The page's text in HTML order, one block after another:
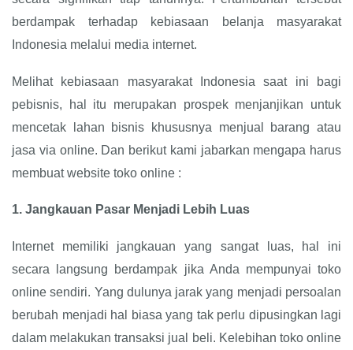
berdampak terhadap kebiasaan belanja masyarakat
Indonesia melalui media internet.
Melihat kebiasaan masyarakat Indonesia saat ini bagi
pebisnis, hal itu merupakan prospek menjanjikan untuk
mencetak lahan bisnis khususnya menjual barang atau
jasa via online. Dan berikut kami jabarkan mengapa harus
membuat website toko online :
1. Jangkauan Pasar Menjadi Lebih Luas
Internet memiliki jangkauan yang sangat luas, hal ini
secara langsung berdampak jika Anda mempunyai toko
online sendiri. Yang dulunya jarak yang menjadi persoalan
berubah menjadi hal biasa yang tak perlu dipusingkan lagi
dalam melakukan transaksi jual beli. Kelebihan toko online